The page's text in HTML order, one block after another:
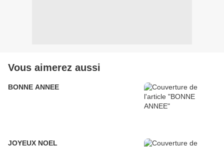
Vous aimerez aussi
BONNE ANNEE
JOYEUX NOEL